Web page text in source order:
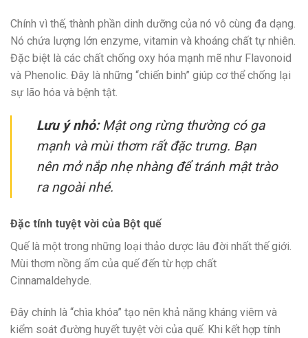
Chính vì thế, thành phần dinh dưỡng của nó vô cùng đa dạng.
Nó chứa lượng lớn enzyme, vitamin và khoáng chất tự nhiên.
Đặc biệt là các chất chống oxy hóa mạnh mẽ như Flavonoid
và Phenolic. Đây là những “chiến binh” giúp cơ thể chống lại
sự lão hóa và bệnh tật.
Lưu ý nhỏ:Mật ong rừng thường có ga
mạnh và mùi thơm rất đặc trưng. Bạn
nên mở nắp nhẹ nhàng để tránh mật trào
ra ngoài nhé.
Đặc tính tuyệt vời của Bột quế
Quế là một trong những loại thảo dược lâu đời nhất thế giới.
Mùi thơm nồng ấm của quế đến từ hợp chất
Cinnamaldehyde.
Đây chính là “chìa khóa” tạo nên khả năng kháng viêm và
kiểm soát đường huyết tuyệt vời của quế. Khi kết hợp tính